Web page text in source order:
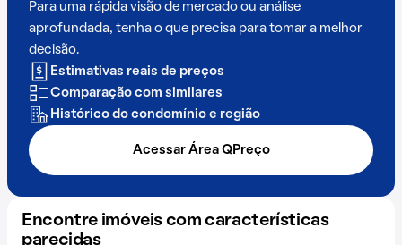
Para uma rápida visão de mercado ou análise
aprofundada, tenha o que precisa para tomar a melhor
decisão.
Estimativas reais de preços
Comparação com similares
Histórico do condomínio e região
Acessar Área QPreço
Encontre imóveis com características
parecidas